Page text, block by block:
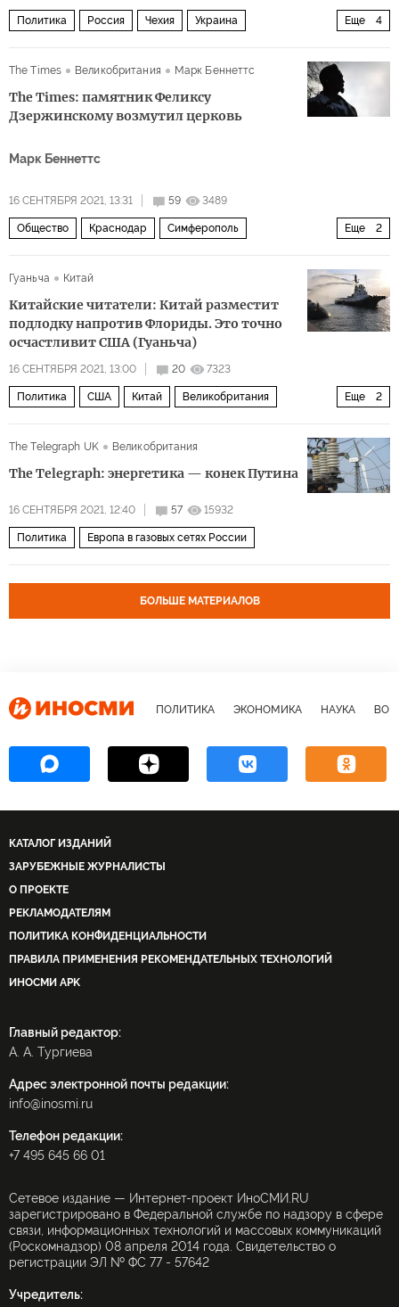
Еще 4
Политика Россия Чехия Украина
The Times
Великобритания Марк Беннеттс
The Times: памятник Феликсу
Дзержинскому возмутил церковь
Марк Беннеттс
16 СЕНТЯБРЯ 2021, 13:31 59 3489
Еще 2
Общество Краснодар Симферополь
Гуаньча
Китай
Китайские читатели: Китай разместит
подлодку напротив Флориды. Это точно
осчастливит США (Гуаньча)
16 СЕНТЯБРЯ 2021, 13:00 20 7323
Еще 2
Политика США Китай Великобритания
The Telegraph UK
Великобритания
The Telegraph: энергетика — конек Путина
16 СЕНТЯБРЯ 2021, 12:40 57 15932
Политика Европа в газовых сетях России
БОЛЬШЕ МАТЕРИАЛОВ
ПОЛИТИКА ЭКОНОМИКА НАУКА
КАТАЛОГ ИЗДАНИЙ
ЗАРУБЕЖНЫЕ ЖУРНАЛИСТЫ
О ПРОЕКТЕ
РЕКЛАМОДАТЕЛЯМ
ПОЛИТИКА КОНФИДЕНЦИАЛЬНОСТИ
ПРАВИЛА ПРИМЕНЕНИЯ РЕКОМЕНДАТЕЛЬНЫХ ТЕХНОЛОГИЙ
ИНОСМИ APK
Главный редактор:
А. А. Тургиева
Адрес электронной почты редакции:
info@inosmi.ru
Телефон редакции:
+7 495 645 66 01
Сетевое издание — Интернет-проект ИноСМИ.RU
зарегистрировано в Федеральной службе по надзору в сфере
связи, информационных технологий и массовых коммуникаций
(Роскомнадзор) 08 апреля 2014 года. Свидетельство о
регистрации ЭЛ № ФС 77 - 57642
Учредитель: